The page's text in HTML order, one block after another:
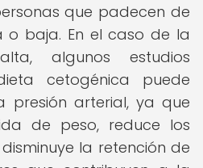
que padecen de
o baja. En el caso de la
algunos estudios
cetogénica puede
presión arterial, ya que
de peso, reduce los
la retención de